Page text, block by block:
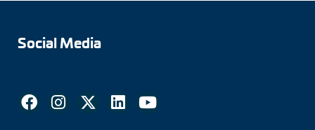
Social Media